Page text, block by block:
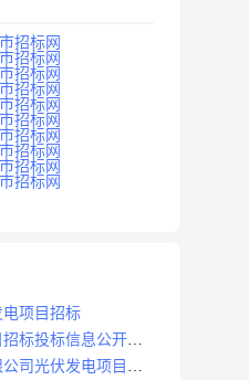
招标网
招标网
招标网
招标网
招标网
招标网
招标网
招标网
招标网
招标网
项目招标
标投标信息公开目
司光伏发电项目招